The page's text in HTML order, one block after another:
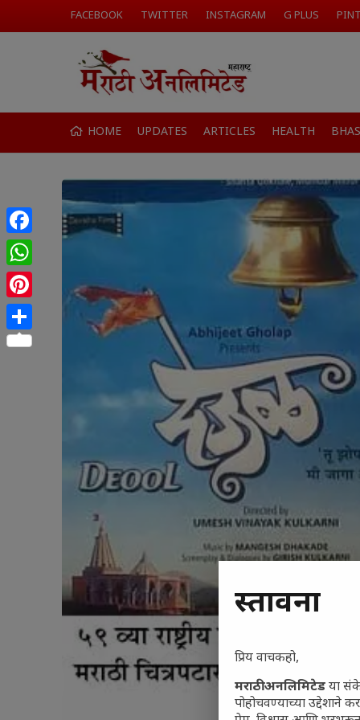
FACEBOOK TWITTER INSTAGRAM G PLUS
HOME UPDATES ARTICLES HEALTH
Facebook
WhatsApp
Pinterest
Share
प्रस्तावना
प्रिय वाचकहो,
मराठी अनलिमिटेडया
पोहोचवण्याच्या उद्देशाने